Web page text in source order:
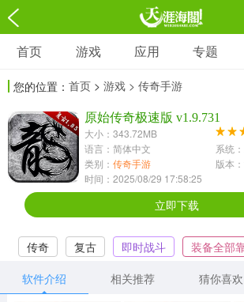
游戏
3697款应用
1597款应用
休闲益智
13387款应用
2196款应用
1072款应用
418款应用
音乐舞蹈
首页 游戏 应用 专题
您的位置： 首页 > 游戏 > 传奇手游
原始传奇极速版 v1.9.731
大小：343.72MB
语言：简体中文
系统
类别： 传奇手游
版本
时间：2025/08/29 17:58:25
立即下载
传奇 复古 即时战斗 装备全部
软件介绍
相关推荐 猜你喜欢